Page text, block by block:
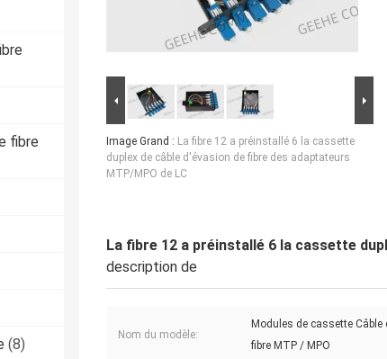
fibre
(8)
Image Grand : La fibre 12 a préinstallé 6 la cassette
duplex de câble d'évasion de fibre des adaptateurs
MTP/MPO de LC
La fibre 12 a préinstallé 6 la cassette
description de
Nom du modèle:
Modules de cassette Câble
fibre MTP / MPO